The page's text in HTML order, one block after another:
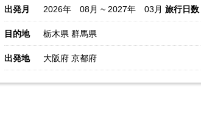
出発月 2026年 08月 ~ 2027年 03月 旅行日数
目的地 栃木県 群馬県
出発地 大阪府 京都府